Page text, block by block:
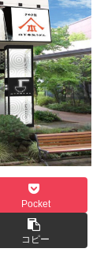
Pocket
コピー